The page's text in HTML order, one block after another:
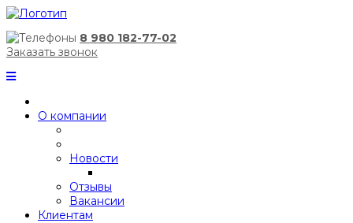
8 980 182-77-02
Заказать звонок
О компании
Новости
Отзывы
Вакансии
Клиентам